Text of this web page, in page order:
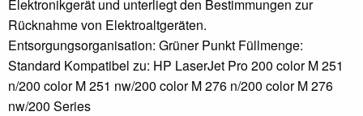
Elektronikgerät und unterliegt den Bestimmungen zur
Rücknahme von Elektroaltgeräten.
Entsorgungsorganisation: Grüner Punkt Füllmenge:
Standard Kompatibel zu: HP LaserJet Pro 200 color M 251
n/200 color M 251 nw/200 color M 276 n/200 color M 276
nw/200 Series